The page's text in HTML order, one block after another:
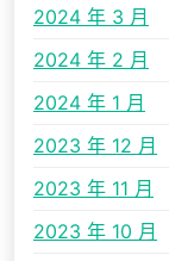
2024 年 3 月
2024 年 2 月
2024 年 1 月
2023 年 12 月
2023 年 11 月
2023 年 10 月